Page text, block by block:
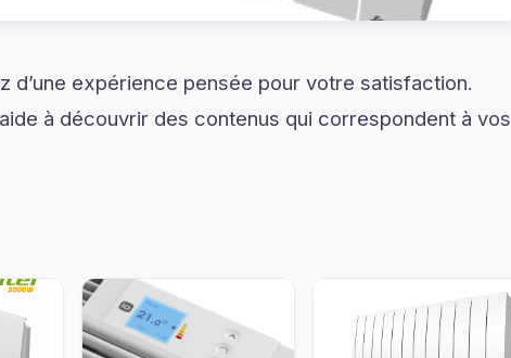
d’une expérience pensée pour votre satisfaction.
à découvrir des contenus qui correspondent à vos